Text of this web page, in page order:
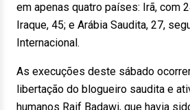
em apenas quatro países: Irã, com
Iraque, 45; e Arábia Saudita, 27,
Internacional.
As execuções deste sábado
libertação do blogueiro saudita e
humanos Raif Badawi, que havia